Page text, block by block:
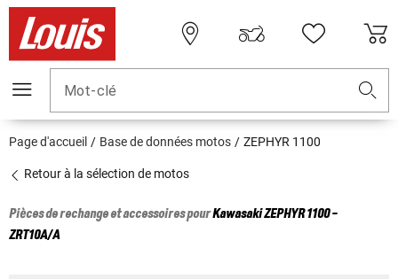
Mot-clé
Page d'accueil Base de données motos ZEPHYR 1100
Retour à la sélection de motos
Pièces de rechange et accessoires pourKawasakiZEPHYR 1100 -
ZRT10A/A